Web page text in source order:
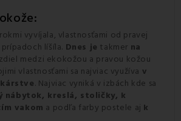
vyvíjala, vlastnosťami od pravej
líšíla. Dnes je takmer na
medzi ekokožou a pravou kožou
vlastnosťami sa najviac využíva v
. Najviac vyniká v izbách kde sa
nábytok, kreslá, stoličky, k
vakom a podľa farby postele aj k